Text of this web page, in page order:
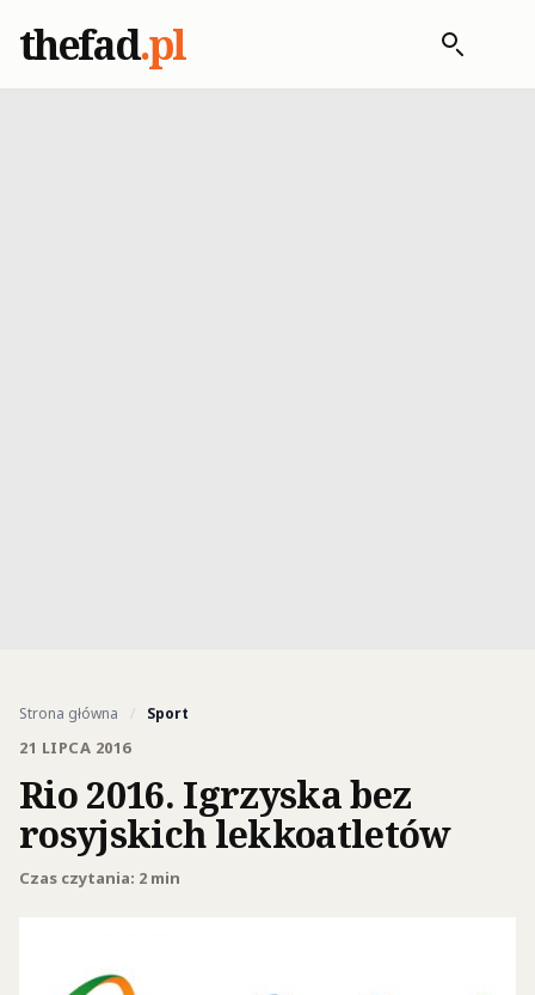
thefad.pl
Strona główna / Sport
21 LIPCA 2016
Rio 2016. Igrzyska bez
rosyjskich lekkoatletów
Czas czytania: 2 min